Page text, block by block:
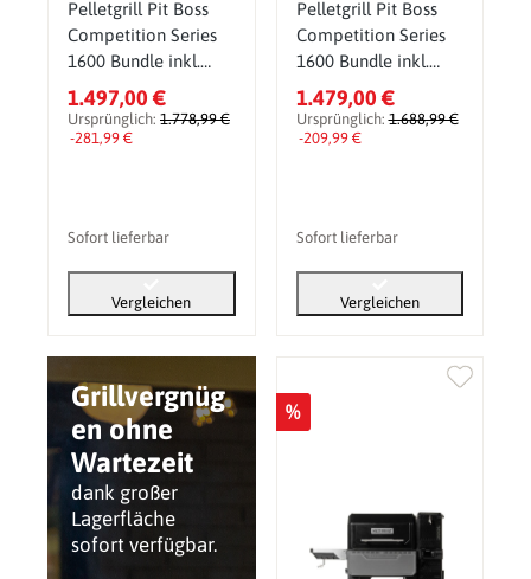
Grillvergnüg
en ohne
Wartezeit
dank großer
Lagerfläche
sofort verfügbar.
Pelletgrill Pit Boss
Competition Series
1600 Bundle inkl.
Gusseisen-Set,
Pelletsmoker & Grill
1.497,00 €
Ursprünglich: 1.778,99 €
-281,99 €
Sofort lieferbar
Vergleichen
Pelletgrill Pit Boss
Competition Series
1600 Bundle inkl.
Abdeckhaube,
Pelletsmoker & Grill
1.479,00 €
Ursprünglich:1.688,99 €
-209,99 €
Sofort lieferbar
Vergleichen
%